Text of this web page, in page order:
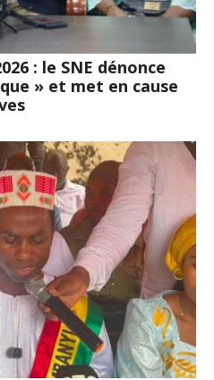
: le SNE dénonce
» et met en cause